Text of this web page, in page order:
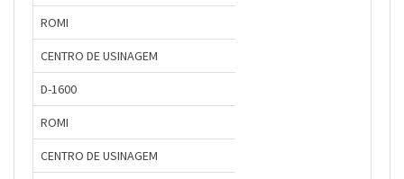
ROMI
CENTRO DE USINAGEM
D-1600
ROMI
CENTRO DE USINAGEM